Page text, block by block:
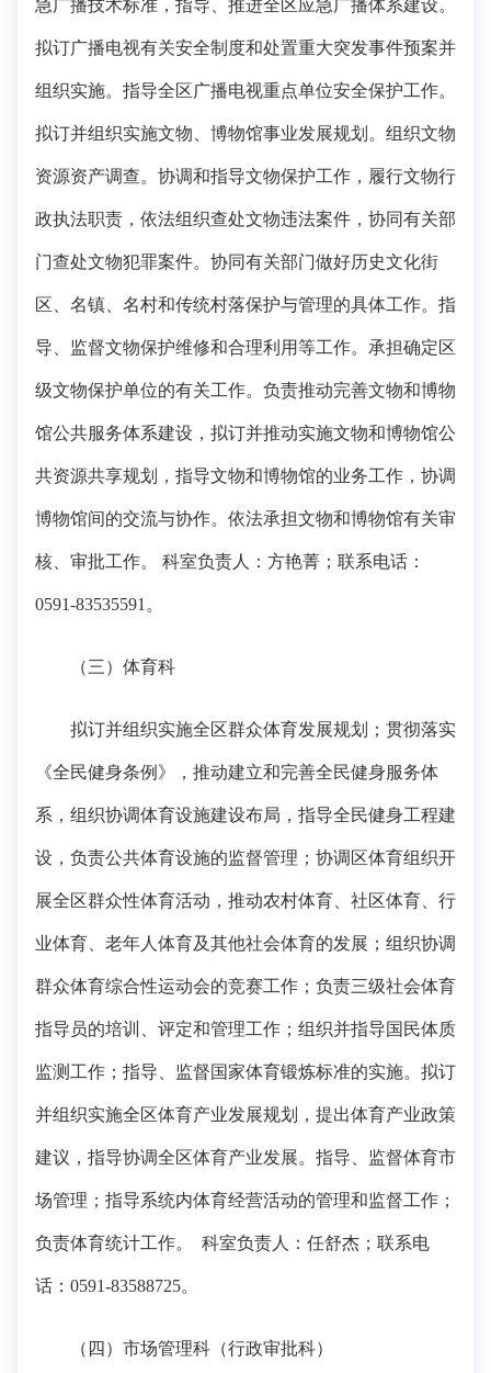
急广播技术标准，指导、推进全区应急广播体系建设。
拟订广播电视有关安全制度和处置重大突发事件预案并
组织实施。指导全区广播电视重点单位安全保护工作。
拟订并组织实施文物、博物馆事业发展规划。组织文物
资源资产调查。协调和指导文物保护工作，履行文物行
政执法职责，依法组织查处文物违法案件，协同有关部
门查处文物犯罪案件。协同有关部门做好历史文化街
区、名镇、名村和传统村落保护与管理的具体工作。指
导、监督文物保护维修和合理利用等工作。承担确定区
级文物保护单位的有关工作。负责推动完善文物和博物
馆公共服务体系建设，拟订并推动实施文物和博物馆公
共资源共享规划，指导文物和博物馆的业务工作，协调
博物馆间的交流与协作。依法承担文物和博物馆有关审
核、审批工作。 科室负责人：方艳菁；联系电话：
0591-83535591。
（三）体育科
拟订并组织实施全区群众体育发展规划；贯彻落实
《全民健身条例》，推动建立和完善全民健身服务体
系，组织协调体育设施建设布局，指导全民健身工程建
设，负责公共体育设施的监督管理；协调区体育组织开
展全区群众性体育活动，推动农村体育、社区体育、行
业体育、老年人体育及其他社会体育的发展；组织协调
群众体育综合性运动会的竞赛工作；负责三级社会体育
指导员的培训、评定和管理工作；组织并指导国民体质
监测工作；指导、监督国家体育锻炼标准的实施。拟订
并组织实施全区体育产业发展规划，提出体育产业政策
建议，指导协调全区体育产业发展。指导、监督体育市
场管理；指导系统内体育经营活动的管理和监督工作；
负责体育统计工作。 科室负责人：任舒杰；联系电
话：0591-83588725。
（四）市场管理科（行政审批科）